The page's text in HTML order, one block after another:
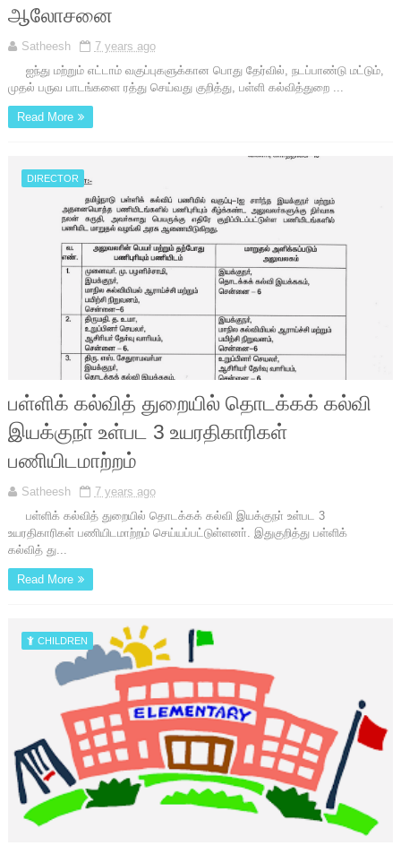
ஆலோசனை
Satheesh
7 years ago
ஐந்து மற்றும் எட்டாம் வகுப்புகளுக்கான பொது தேர்வில், நடப்பாண்டு மட்டும்,
முதல் பருவ பாடங்களை ரத்து செய்வது குறித்து, பள்ளி கல்வித்துறை ...
Read More
DIRECTOR
பள்ளிக் கல்வித் துறையில் தொடக்கக் கல்வி
இயக்குநா் உள்பட 3 உயரதிகாரிகள்
பணியிடமாற்றம்
Satheesh
7 years ago
பள்ளிக் கல்வித் துறையில் தொடக்கக் கல்வி இயக்குநா் உள்பட 3
உயரதிகாரிகள் பணியிடமாற்றம் செய்யப்பட்டுள்ளனா். இதுகுறித்து பள்ளிக்
கல்வித் து...
Read More
CHILDREN